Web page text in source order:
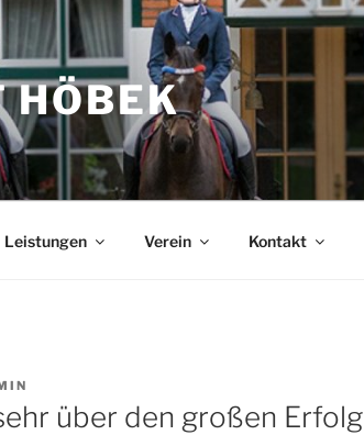
HÖBEK
Leistungen Verein Kontakt
über den großen Erfolg